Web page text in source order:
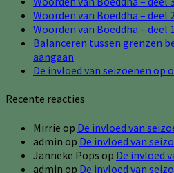
Woorden van Boeddha – deel
Woorden van Boeddha – deel 1
Balanceren tussen grenzen
aangaan
De invloed van seizoenen op
Recente reacties
Mirrie op De invloed van
admin op De invloed van
Janneke Pops op De invloed
admin op De invloed van